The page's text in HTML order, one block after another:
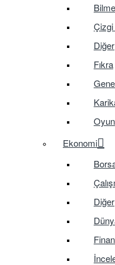
Diğer
Fıkra
Oyun
Ekonomi
Diğer